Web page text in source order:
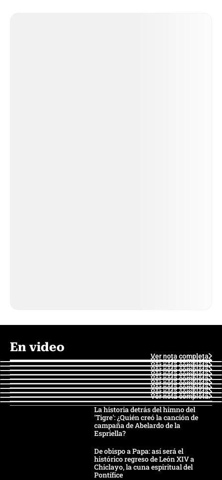
En video
Ver nota completa
Ver nota completa
Ver nota completa
Ver nota completa
Ver nota completa
Ver nota completa
Ver nota completa
Ver nota completa
Ver nota completa
Ver nota completa
La historia detrás del himno del
'Tigre': ¿Quién creó la canción de
campaña de Abelardo de la
Espriella?
De obispo a Papa: así será el
histórico regreso de León XIV a
Chiclayo, la cuna espiritual del
Pontífice